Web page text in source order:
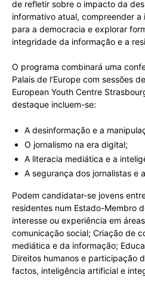
de refletir sobre o impacto da
informativo atual, compreender a
para a democracia e explorar
integridade da informação e a
O programa combinará uma
Palais de l’Europe com sessões
European Youth Centre
destaque incluem-se:
A desinformação e a
O jornalismo na era digital;
A literacia mediática e a
A segurança dos jornalistas e
Podem candidatar-se jovens
residentes num Estado-Membro
interesse ou experiência em
comunicação social; Criação de
mediática e da informação;
Direitos humanos e participação
factos, inteligência artificial e